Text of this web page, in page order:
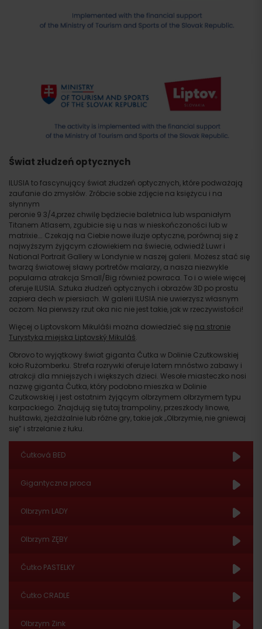
Świat złudzeń optycznych
ILUSIA to fascynujący świat złudzeń optycznych, które podważają
zaufanie do zmysłów. Zróbcie sobie zdjęcie na księżycu i na
słynnym
peronie 9 3/4,przez chwilę będziecie baletnica lub wspaniałym
Titanem Atlasem, zgubicie się u nas w nieskończoności lub w
matrixie…. Czekają na Ciebie nowe iluzje optyczne, porównaj się z
najwyższym żyjącym człowiekiem na świecie, odwiedź Luwr i
National Portrait Gallery w Londynie w naszej galerii. Możesz stać się
twarzą światowej sławy portretów malarzy, a nasza niezwykle
popularna atrakcja Small/Big również powraca. To i o wiele więcej
oferuje ILUSIA. Sztuka złudzeń optycznych i obrazów 3D po prostu
zapiera dech w piersiach. W galerii ILUSIA nie uwierzysz własnym
oczom. Na pierwszy rzut oka nic nie jest takie, jak w rzeczywistości!
Więcej o Liptovskom Mikuláši można dowiedzieć się na stronie
Turystyka miejska Liptovský Mikuláš.
Obrovo to wyjątkowy świat giganta Čutka w Dolinie Czutkowskiej
koło Rużomberku. Strefa rozrywki oferuje latem mnóstwo zabawy i
atrakcji dla mniejszych i większych dzieci. Wesołe miasteczko nosi
nazwę giganta Čutka, który podobno mieszka w Dolinie
Czutkowskiej i jest ostatnim żyjącym olbrzymem olbrzymem typu
karpackiego. Znajdują się tutaj trampoliny, przeszkody linowe,
huśtawki, zjeżdżalnie lub różne gry, takie jak „Olbrzymie, nie gniewaj
się” i strzelanie z łuku.
Čutková BED
Gigantyczna proca
Olbrzym LADY
Olbrzym ZĘBY
Čutko PASTELKY
Čutko CRADLE
Olbrzym Zink